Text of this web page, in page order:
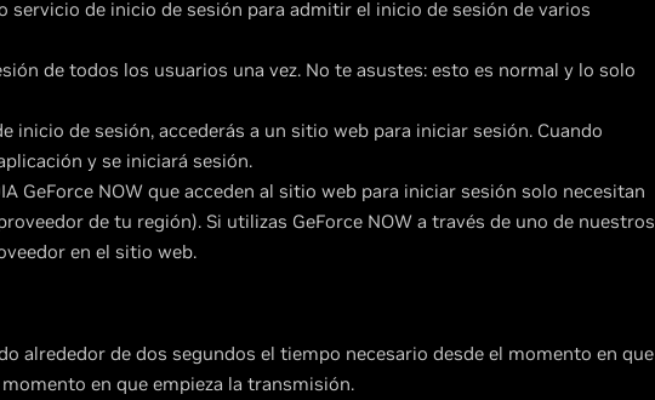
de inicio de sesión para admitir el inicio de sesión de varios
de todos los usuarios una vez. No te asustes: esto es normal y lo solo
inicio de sesión, accederás a un sitio web para iniciar sesión. Cuando
y se iniciará sesión.
GeForce NOW que acceden al sitio web para iniciar sesión solo necesitan
de tu región). Si utilizas GeForce NOW a través de uno de nuestros
en el sitio web.
alrededor de dos segundos el tiempo necesario desde el momento en que
en que empieza la transmisión.